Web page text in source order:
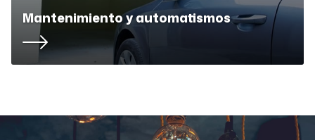
Mantenimiento y automatismos